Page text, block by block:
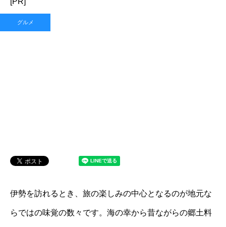
グルメ
伊勢を訪れるとき、旅の楽しみの中心となるのが地元な
らではの味覚の数々です。海の幸から昔ながらの郷土料